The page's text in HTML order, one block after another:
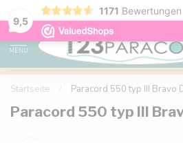
9,5
1171 Bewertungen
Kostenlose Lieferung nach Hause
MENU
Startseite Paracord 550 typ III Bravo
Paracord 550 typ III